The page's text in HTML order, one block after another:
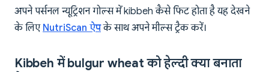
अपने पर्सनल न्यूट्रिशन गोल्स में kibbeh कैसे फिट होता है यह देखने
के लिए NutriScan ऐपके साथ अपने मील्स ट्रैक करें।
Kibbeh में bulgur wheat को हेल्दी क्या बनाता